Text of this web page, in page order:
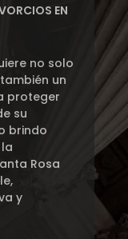
EN
no solo
un
proteger
su
brindo
Rosa
y